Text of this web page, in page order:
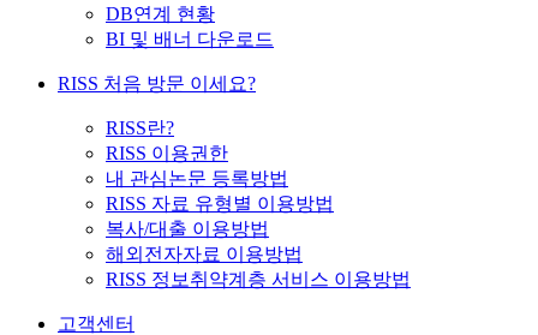
DB연계 현황
BI 및 배너 다운로드
RISS 처음 방문 이세요?
RISS란?
RISS 이용권한
내 관심논문 등록방법
RISS 자료 유형별 이용방법
복사/대출 이용방법
해외전자자료 이용방법
RISS 정보취약계층 서비스 이용방법
고객센터